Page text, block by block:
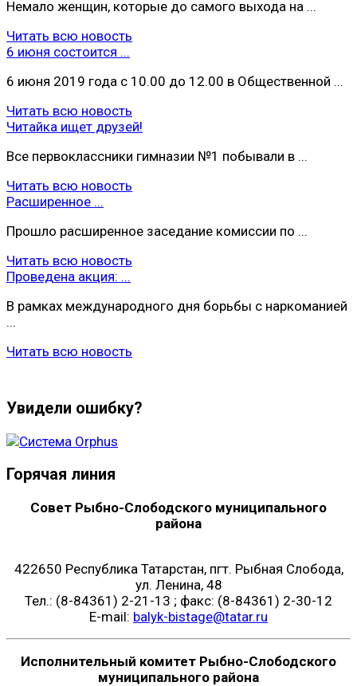
Немало женщин, которые до самого выхода на ...
Читать всю новость
6 июня состоится ...
6 июня 2019 года с 10.00 до 12.00 в Общественной ...
Читать всю новость
Читайка ищет друзей!
Все первоклассники гимназии №1 побывали в ...
Читать всю новость
Расширенное ...
Прошло расширенное заседание комиссии по ...
Читать всю новость
Проведена акция: ...
В рамках международного дня борьбы с наркоманией
...
Читать всю новость
Увидели ошибку?
Горячая линия
Совет Рыбно-Слободского муниципального
района
422650 Республика Татарстан, пгт. Рыбная Слобода,
ул. Ленина, 48
Тел.: (8-84361) 2-21-13 ; факс: (8-84361) 2-30-12
E-mail: balyk-bistage@tatar.ru
Исполнительный комитет Рыбно-Слободского
муниципального района